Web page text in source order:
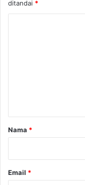
ditandai *
r
Nama *
Email *